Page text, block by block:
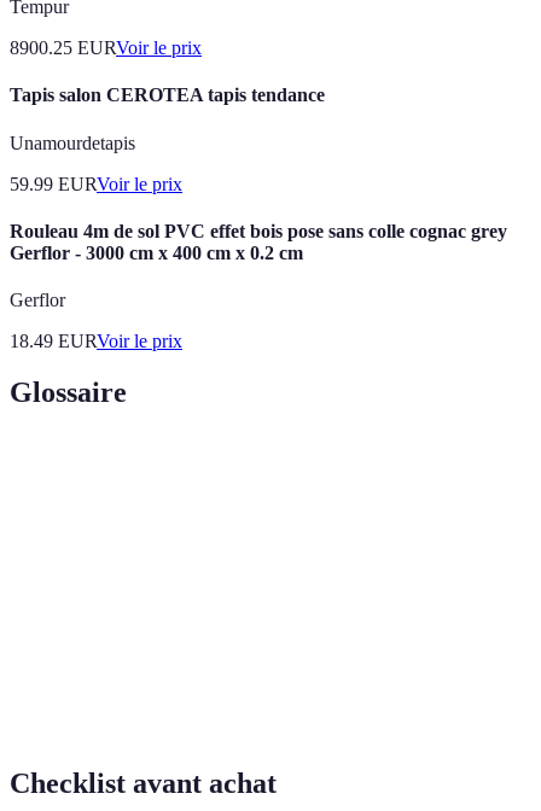
Tempur
8900.25 EURVoir le prix
Tapis salon CEROTEA tapis tendance
Unamourdetapis
59.99 EURVoir le prix
Rouleau 4m de sol PVC effet bois pose sans colle cognac grey
Gerflor - 3000 cm x 400 cm x 0.2 cm
Gerflor
18.49 EURVoir le prix
Glossaire
Checklist avant achat